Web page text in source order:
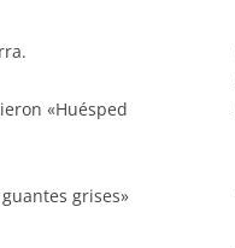
«Huésped
grises»